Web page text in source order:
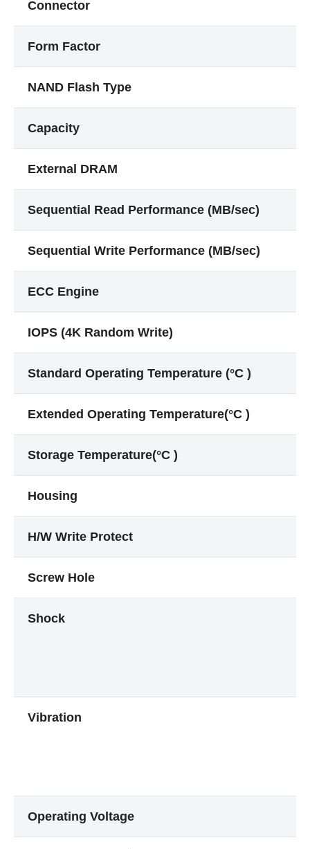
Connector
Form Factor
NAND Flash Type
Capacity
External DRAM
Sequential Read Performance (MB/sec)
Sequential Write Performance (MB/sec)
ECC Engine
IOPS (4K Random Write)
Standard Operating Temperature (°C )
Extended Operating Temperature(°C )
Storage Temperature(°C )
Housing
H/W Write Protect
Screw Hole
Shock
Vibration
Operating Voltage